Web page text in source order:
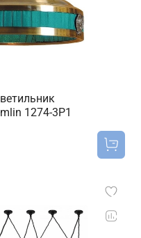
1274-3P1